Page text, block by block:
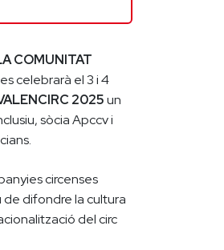
COMUNITAT
celebrarà el 3 i 4
2025un
sòcia Apccv i
circenses
difondre la cultura
del circ